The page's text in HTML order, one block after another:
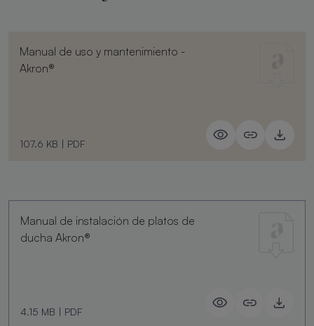
Manual de uso y mantenimiento -
Akron®
107.6 KB | PDF
Manual de instalación de platos de
ducha Akron®
4.15 MB | PDF